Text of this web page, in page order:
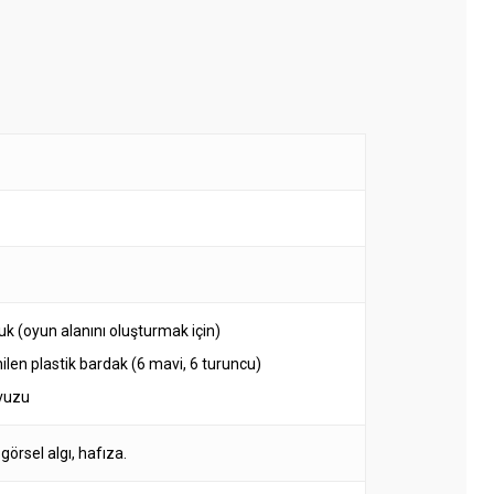
(oyun alanını oluşturmak için)
plastik bardak (6 mavi, 6 turuncu)
algı, hafıza.